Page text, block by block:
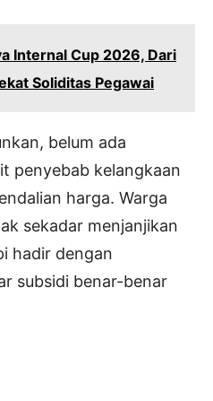
Internal Cup 2026, Dari
Soliditas Pegawai
belum ada
penyebab kelangkaan
harga. Warga
sekadar menjanjikan
hadir dengan
subsidi benar-benar